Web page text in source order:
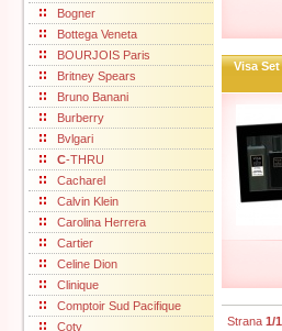
Bogner
Bottega Veneta
BOURJOIS Paris
Britney Spears
Bruno Banani
Burberry
Bvlgari
C-THRU
Cacharel
Calvin Klein
Carolina Herrera
Cartier
Celine Dion
Clinique
Comptoir Sud Pacifique
Coty
Visa Set
Strana 1/1